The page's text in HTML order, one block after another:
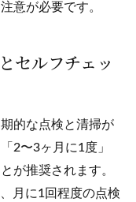
意が必要です。
セルフチェッ
的な点検と清掃が
2〜3ヶ月に1度」
が推奨されます。
月に1回程度の点検